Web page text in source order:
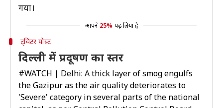
गया।
आपने 25% पढ़ लिया है
ट्विटर पोस्ट
दिल्ली में प्रदूषण का स्तर
#WATCH | Delhi: A thick layer of smog engulfs
the Gazipur as the air quality deteriorates to
'Severe' category in several parts of the national